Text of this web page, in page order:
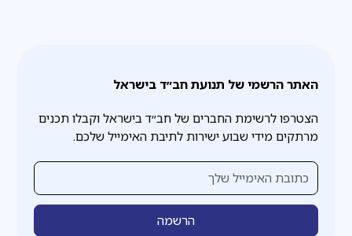
האתר הרשמי של תנועת חב״ד בישראל
הצטרפו לרשימת החברים של חב״ד בישראל וקבלו תכנים
מרתקים מידי שבוע ישירות לתיבת האימייל שלכם.